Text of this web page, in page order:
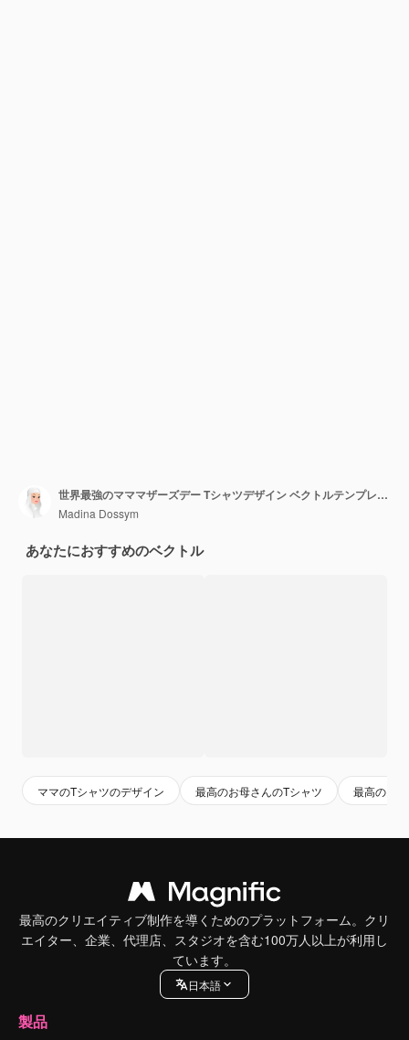
世界最強のマママザーズデー Tシャツデザイン ベクトルテンプレート
Madina Dossym
あなたにおすすめのベクトル
ママのTシャツのデザイン 最高のお母さんのTシャツ 最高のお
最高のクリエイティブ制作を導くためのプラットフォーム。クリ
エイター、企業、代理店、スタジオを含む100万人以上が利用し
ています。
日本語
製品